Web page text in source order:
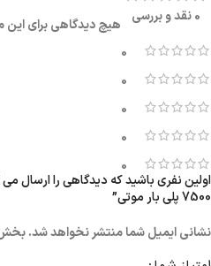
0 نقد و بررسی
0
0
0
0
0
هیچ دیدگاهی برای
اولین نفری باشید که دیدگاهی را ارسال می
7500 پلی بار موتی”
نشانی ایمیل شما منتشر نخواهد شد.